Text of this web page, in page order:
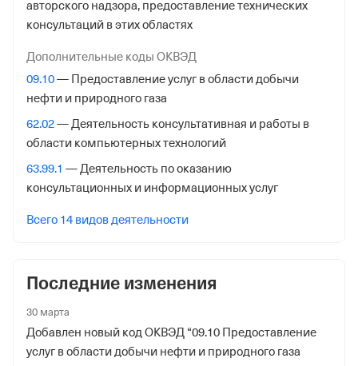
Службы № 46 по гор. Москве
125373, гор. Москва, Походный Проезд, Домовладение
3, стр. 2
Внебюджетные фонды
Регистрационный номер в ПФР
1032512152
Отделение Фонда Пенсионного и Социального
Регистрационный номер ФссРФ
авторского надзора, предоставление технических
консультаций в этих областях
Дополнительные коды ОКВЭД
09.10— Предоставление услуг в области добычи
нефти и природного газа
62.02— Деятельность консультативная и работы в
области компьютерных технологий
63.99.1 — Деятельность по оказанию
консультационных и информационных услуг
Всего 14 видов деятельности
Последние изменения
30 марта
Добавлен новый код ОКВЭД “09.10 Предоставление
услуг в области добычи нефти и природного газа